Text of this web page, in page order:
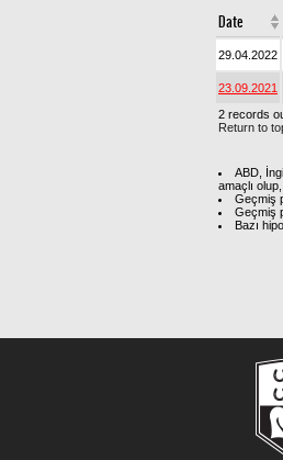
Date
29.04.2022
23.09.2021
2 records
Return to
ABD,
amaçlı
Geçmiş
Geçmiş
Bazı